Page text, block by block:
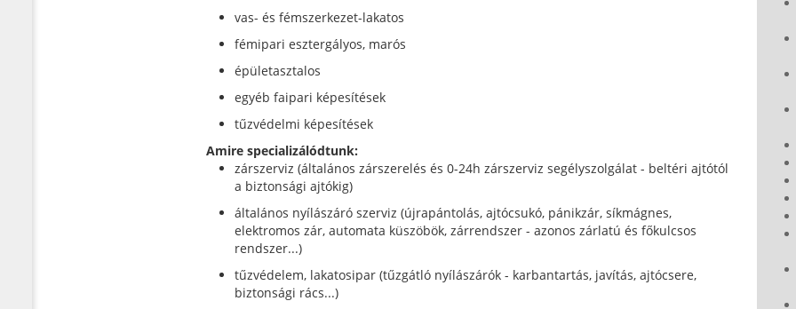
vas- és fémszerkezet-lakatos
fémipari esztergályos, marós
épületasztalos
egyéb faipari képesítések
tűzvédelmi képesítések
Amire specializálódtunk:
zárszerviz (általános zárszerelés és 0-24h zárszerviz segélyszolgálat - beltéri ajtótól
a biztonsági ajtókig)
általános nyílászáró szerviz (újrapántolás, ajtócsukó, pánikzár, síkmágnes,
elektromos zár, automata küszöbök, zárrendszer - azonos zárlatú és főkulcsos
rendszer...)
tűzvédelem, lakatosipar (tűzgátló nyílászárók - karbantartás, javítás, ajtócsere,
biztonsági rács...)